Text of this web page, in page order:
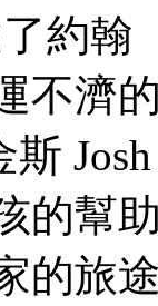
翰（
不濟
斯
的幫
的旅